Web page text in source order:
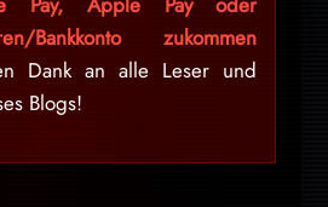
Bankkonto zukommen
Dank an alle Leser und
Blogs!